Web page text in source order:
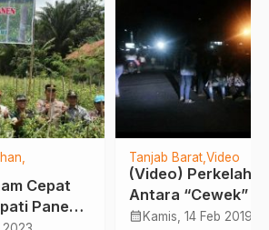
Video
(Video) Perkelahian
Antara “Cewek” Pegawai
Cafe WFC Kuala Tungkal
calendar_monthKamis, 14 Feb 2019